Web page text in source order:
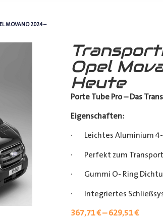
MOVANO 2024 –
Opel
Heute
Porte Tube Pro – Das
Eigenschaften:
· Leichtes Aluminium 4-
· Perfekt zum
· Gummi O- Ring
· Integriertes
367,71€–629,51€